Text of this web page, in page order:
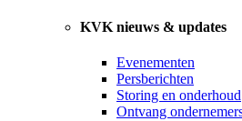
KVK nieuws & updates
Evenementen
Persberichten
Storing en onderhoud
Ontvang